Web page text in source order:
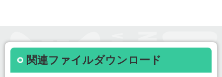
関連ファイルダウンロード